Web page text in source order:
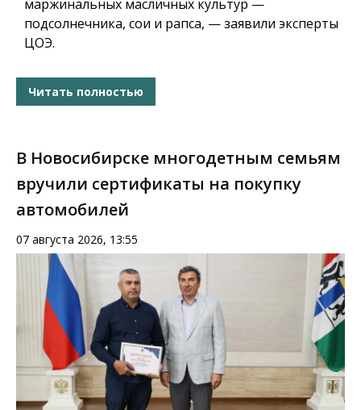
маржинальных масличных культур —
подсолнечника, сои и рапса, — заявили эксперты
ЦОЭ.
Читать полностью
В Новосибирске многодетным семьям
вручили сертификаты на покупку
автомобилей
07 августа 2026, 13:55